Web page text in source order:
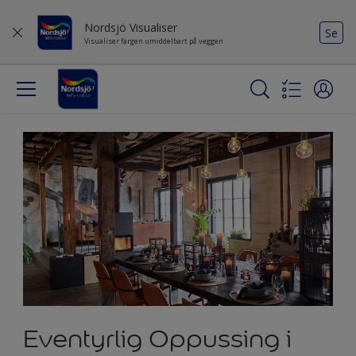
Nordsjö Visualiser
Visualiser fargen umiddelbart på veggen
Se
Eventyrlig Oppussing i